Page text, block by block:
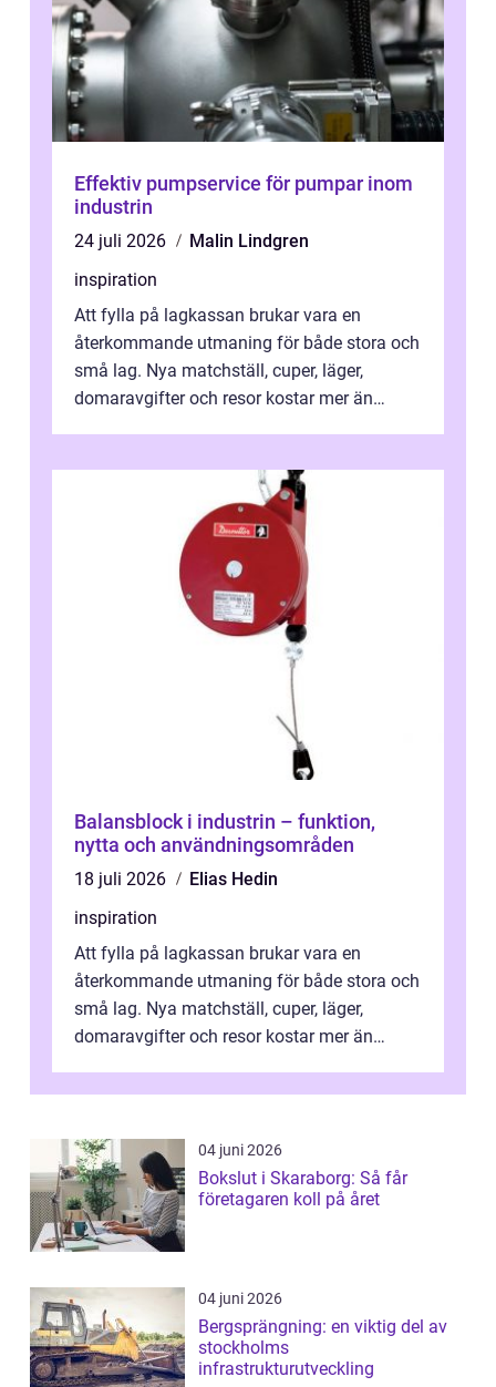
Effektiv pumpservice för pumpar inom
industrin
24 juli 2026
Malin Lindgren
inspiration
Att fylla på lagkassan brukar vara en
återkommande utmaning för både stora och
små lag. Nya matchställ, cuper, läger,
domaravgifter och resor kostar mer än
Balansblock i industrin – funktion,
nytta och användningsområden
18 juli 2026
Elias Hedin
inspiration
Att fylla på lagkassan brukar vara en
återkommande utmaning för både stora och
små lag. Nya matchställ, cuper, läger,
domaravgifter och resor kostar mer än
behöver...
04 juni 2026
Bokslut i Skaraborg: Så får
företagaren koll på året
04 juni 2026
Bergsprängning: en viktig del av
stockholms
infrastrukturutveckling